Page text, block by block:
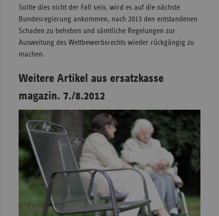
Sollte dies nicht der Fall sein, wird es auf die nächste
Bundesregierung ankommen, nach 2013 den entstandenen
Schaden zu beheben und sämtliche Regelungen zur
Ausweitung des Wettbewerbsrechts wieder rückgängig zu
machen.
Weitere Artikel aus ersatzkasse
magazin. 7./8.2012